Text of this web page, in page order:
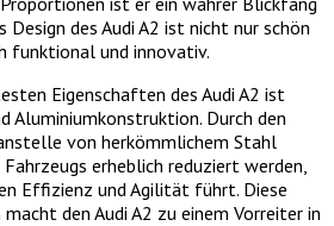
Design des Audi A2 ist nicht nur schön
funktional und innovativ.
Eigenschaften des Audi A2 ist
Aluminiumkonstruktion. Durch den
von herkömmlichem Stahl
erheblich reduziert werden,
Effizienz und Agilität führt. Diese
den Audi A2 zu einem Vorreiter in